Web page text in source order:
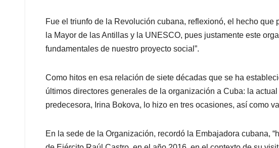
Fue el triunfo de la Revolución cubana, reflexionó, el hecho
la Mayor de las Antillas y la UNESCO, pues justamente este
fundamentales de nuestro proyecto social”.
Como hitos en esa relación de siete décadas que se ha
últimos directores generales de la organización a Cuba: la
predecesora, Irina Bokova, lo hizo en tres ocasiones, así como
En la sede de la Organización, recordó la Embajadora cubana,